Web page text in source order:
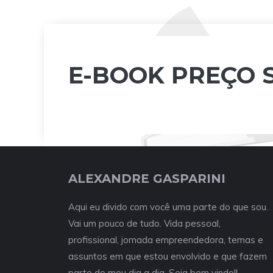
E-BOOK PREÇO
ALEXANDRE GASPARINI
Aqui eu divido com você uma parte do que sou.
Vai um pouco de tudo. Vida pessoal,
profissional, jornada empreendedora, temas e
assuntos em que estou envolvido e que fazem